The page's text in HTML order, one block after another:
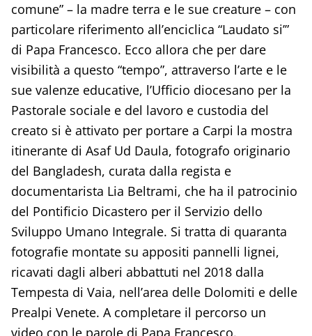
comune” – la madre terra e le sue creature – con
particolare riferimento all’enciclica “Laudato si’”
di Papa Francesco. Ecco allora che per dare
visibilità a questo “tempo”, attraverso l’arte e le
sue valenze educative, l’Ufficio diocesano per la
Pastorale sociale e del lavoro e custodia del
creato si è attivato per portare a Carpi la mostra
itinerante di Asaf Ud Daula, fotografo originario
del Bangladesh, curata dalla regista e
documentarista Lia Beltrami, che ha il patrocinio
del Pontificio Dicastero per il Servizio dello
Sviluppo Umano Integrale. Si tratta di quaranta
fotografie montate su appositi pannelli lignei,
ricavati dagli alberi abbattuti nel 2018 dalla
Tempesta di Vaia, nell’area delle Dolomiti e delle
Prealpi Venete. A completare il percorso un
video con le parole di Papa Francesco.